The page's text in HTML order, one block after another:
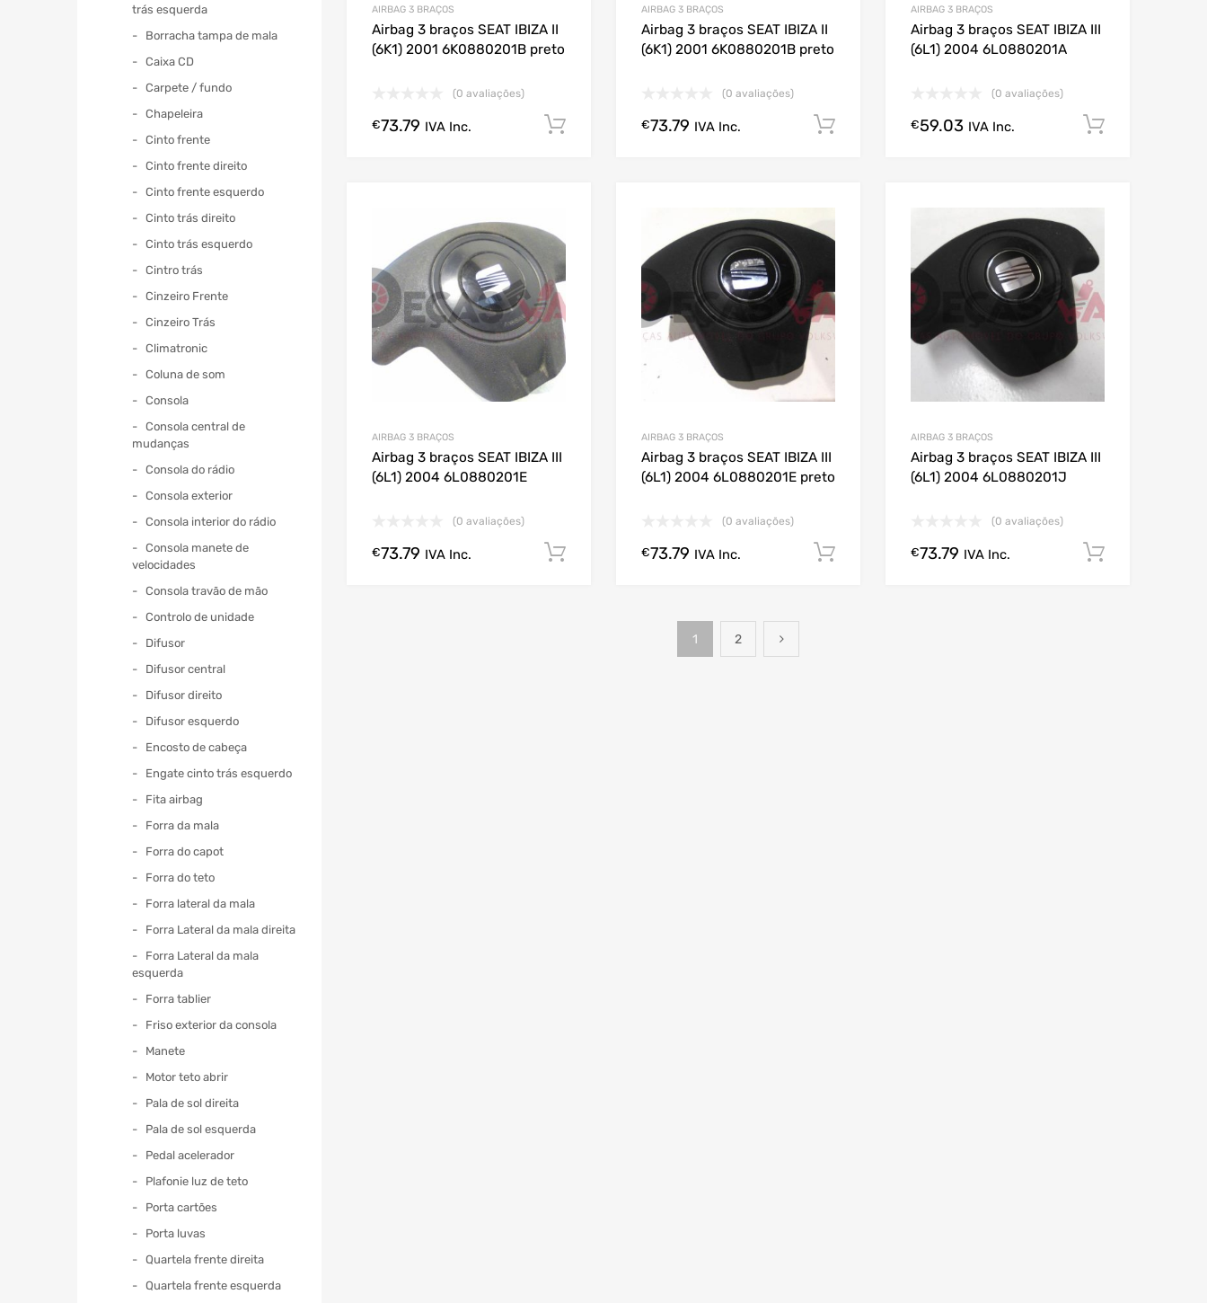
AIRBAG 3 BRAÇOS
Airbag 3 braços SEAT IBIZA II
(6K1) 2001 6K0880201B preto
(0 avaliações)
€73.79 IVA Inc. Comprar Agora!
AIRBAG 3 BRAÇOS
Airbag 3 braços SEAT IBIZA II
(6K1) 2001 6K0880201B preto
(0 avaliações)
€73.79 IVA Inc. Comprar Agora!
AIRBAG 3 BRAÇOS
Airbag 3 braços SEAT IBIZA III
(6L1) 2004 6L0880201A
(0 avaliações)
€59.03 IVA Inc.
AIRBAG 3 BRAÇOS
Airbag 3 braços SEAT IBIZA III
(6L1) 2004 6L0880201E
(0 avaliações)
€73.79 IVA Inc. Comprar Agora!
AIRBAG 3 BRAÇOS
Airbag 3 braços SEAT IBIZA III
(6L1) 2004 6L0880201E preto
(0 avaliações)
€73.79 IVA Inc. Comprar Agora!
AIRBAG 3 BRAÇOS
Airbag 3 braços SEAT IBIZA III
(6L1) 2004 6L0880201J
(0 avaliações)
€73.79 IVA Inc.
1 2
trás esquerda
Borracha tampa de mala
Caixa CD
Carpete / fundo
Chapeleira
Cinto frente
Cinto frente direito
Cinto frente esquerdo
Cinto trás direito
Cinto trás esquerdo
Cintro trás
Cinzeiro Frente
Cinzeiro Trás
Climatronic
Coluna de som
Consola
Consola central de
mudanças
Consola do rádio
Consola exterior
Consola interior do rádio
Consola manete de
velocidades
Consola travão de mão
Controlo de unidade
Difusor
Difusor central
Difusor direito
Difusor esquerdo
Encosto de cabeça
Engate cinto trás esquerdo
Fita airbag
Forra da mala
Forra do capot
Forra do teto
Forra lateral da mala
Forra Lateral da mala direita
Forra Lateral da mala
esquerda
Forra tablier
Friso exterior da consola
Manete
Motor teto abrir
Pala de sol direita
Pala de sol esquerda
Pedal acelerador
Plafonie luz de teto
Porta cartões
Porta luvas
Quartela frente direita
Quartela frente esquerda